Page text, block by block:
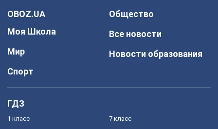
OBOZ.UA
Моя Школа
Мир
Спорт
Общество
Все новости
Новости образования
ГДЗ
1 класс 7 класс